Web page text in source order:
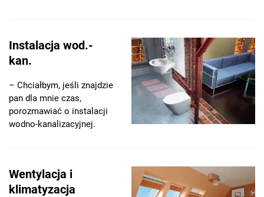
Instalacja wod.-
kan.
– Chciałbym, jeśli znajdzie
pan dla mnie czas,
porozmawiać o instalacji
wodno-kanalizacyjnej.
Wentylacja i
klimatyzacja